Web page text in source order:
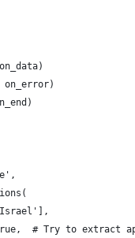
on_error)
# Try to extract